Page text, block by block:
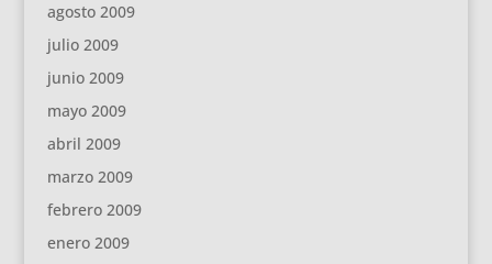
agosto 2009
julio 2009
junio 2009
mayo 2009
abril 2009
marzo 2009
febrero 2009
enero 2009